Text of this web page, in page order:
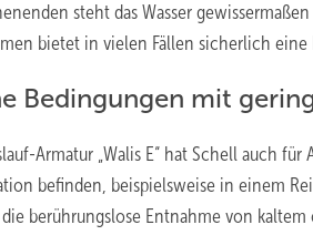
steht das Wasser
bietet in vielen Fällen sicherlich eine
Bedingungen mit
Armatur „Walis E“ hat Schell auch
befinden, beispielsweise in einem
berührungslose Entnahme von